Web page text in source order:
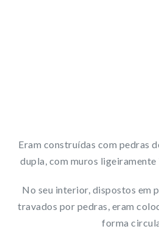
Eram construídas com pedras
dupla, com muros
No seu interior, dispostos em
travados por pedras, eram
forma